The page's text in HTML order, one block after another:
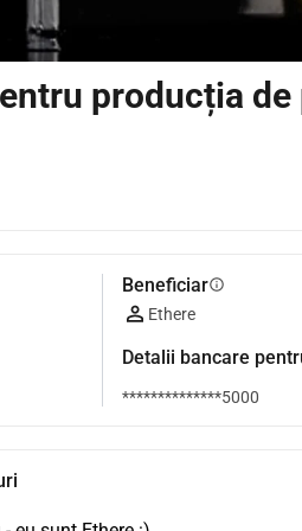
producția
Beneficiarinfo
Ethere
Detalii bancare
**************5000